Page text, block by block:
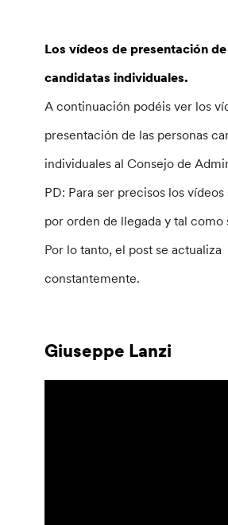
Los vídeos de presentación
candidatas individuales.
A continuación podéis ver los
presentación de las personas
individuales al Consejo de
PD: Para ser precisos los
por orden de llegada y tal como
Por lo tanto, el post se actualiza
constantemente.
Giuseppe Lanzi